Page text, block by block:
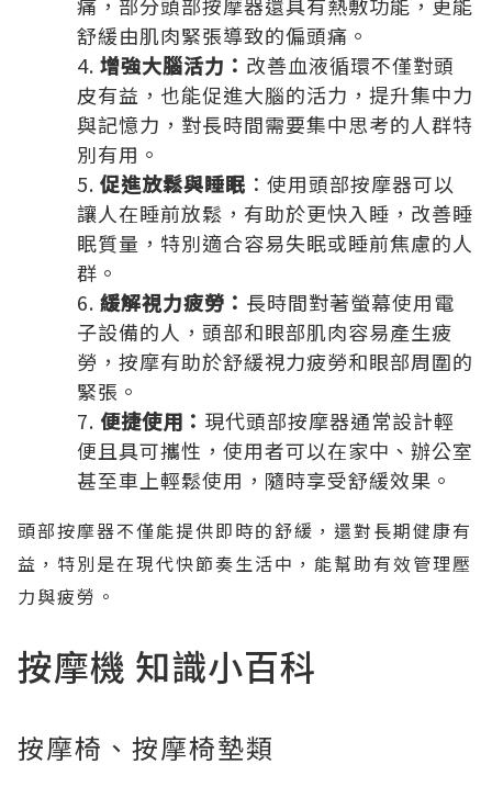
舒緩由肌肉緊張導致的偏頭痛。
增強大腦活力： 改善血液循環不僅對頭
皮有益，也能促進大腦的活力，提升集中力
與記憶力，對長時間需要集中思考的人群特
別有用。
促進放鬆與睡眠 ：使用頭部按摩器可以
讓人在睡前放鬆，有助於更快入睡，改善睡
眠質量，特別適合容易失眠或睡前焦慮的人
群。
緩解視力疲勞： 長時間對著螢幕使用電
子設備的人，頭部和眼部肌肉容易產生疲
勞，按摩有助於舒緩視力疲勞和眼部周圍的
緊張。
便捷使用： 現代頭部按摩器通常設計輕
便且具可攜性，使用者可以在家中、辦公室
甚至車上輕鬆使用，隨時享受舒緩效果。
頭部按摩器不僅能提供即時的舒緩，還對長期健康有
益，特別是在現代快節奏生活中，能幫助有效管理壓
力與疲勞。
按摩機 知識小百科
按摩椅、按摩椅墊類